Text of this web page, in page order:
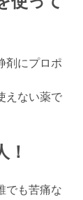
剤にプロポ
えない薬で
！
でも苦痛な